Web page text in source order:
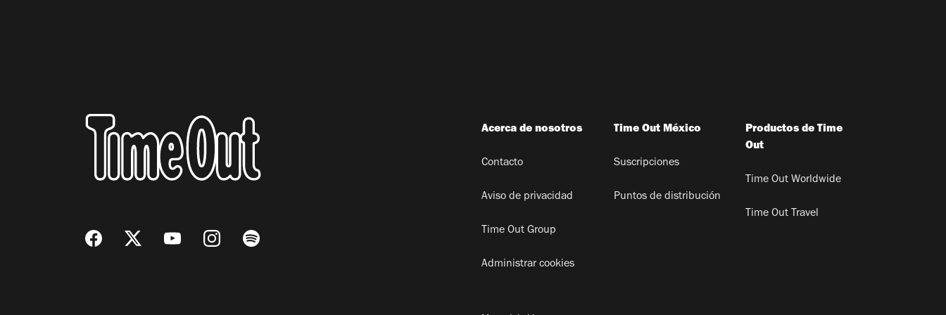
Acerca de nosotros
Contacto
Aviso de privacidad
Time Out Group
Administrar cookies
Time Out México
Suscripciones
Puntos de distribución
Productos de Time
Out
Time Out Worldwide
Time Out Travel